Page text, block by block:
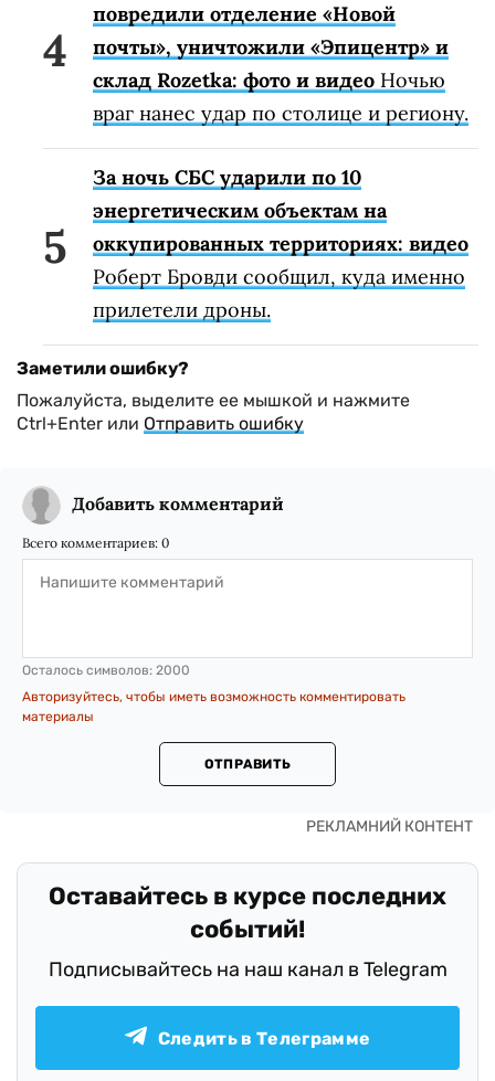
повредили отделение «Новой
почты», уничтожили «Эпицентр» и
склад Rozetka: фото и видео Ночью
враг нанес удар по столице и региону.
За ночь СБС ударили по 10
энергетическим объектам на
оккупированных территориях: видео
Роберт Бровди сообщил, куда именно
прилетели дроны.
Заметили ошибку?
Пожалуйста, выделите ее мышкой и нажмите
Ctrl+Enter или Отправить ошибку
Добавить комментарий
Всего комментариев: 0
Осталось символов: 2000
Авторизуйтесь, чтобы иметь возможность комментировать
материалы
ОТПРАВИТЬ
Оставайтесь в курсе последних
событий!
Подписывайтесь на наш канал в Telegram
Следить в Телеграмме